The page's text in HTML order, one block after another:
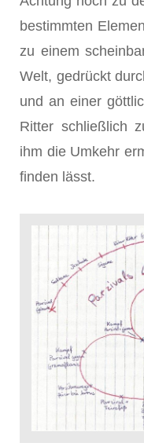
bestimmten
zu einem
Welt, gedrückt
und an einer
Ritter schließlich
ihm die Umkehr
finden lässt.